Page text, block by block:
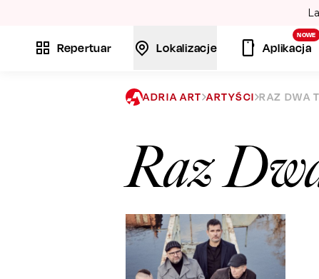
Repertuar Lokalizacje
NOWE
Aplikacja
ADRIA ART ARTYŚCI RAZ DWA
Raz